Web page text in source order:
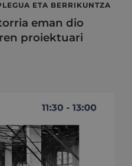
ETA BERRIKUNTZA
eman dio
proiektuari